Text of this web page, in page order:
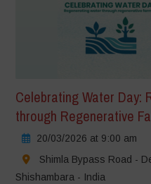
Celebrating Water Day:
through Regenerative
20/03/2026 at 9:00 am
Shimla Bypass Road -
Shishambara - India